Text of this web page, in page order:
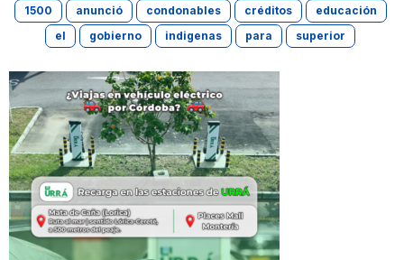
1500 anunció condonables créditos
educación
el
gobierno indigenas para superior